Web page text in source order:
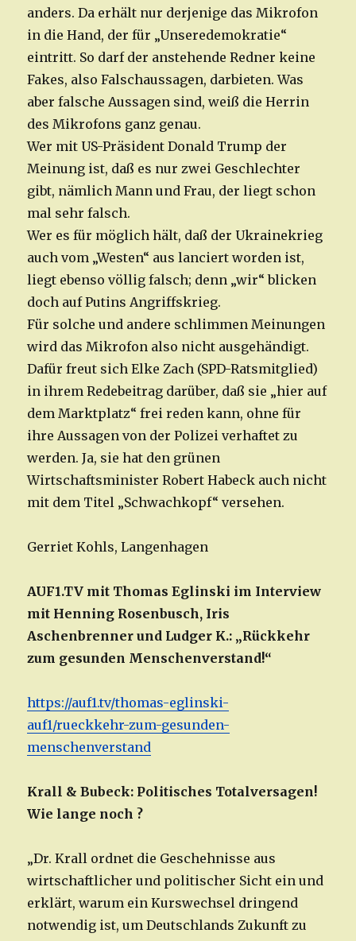
anders. Da erhält nur derjenige das Mikrofon
in die Hand, der für „Unseredemokratie“
eintritt. So darf der anstehende Redner keine
Fakes, also Falschaussagen, darbieten. Was
aber falsche Aussagen sind, weiß die Herrin
des Mikrofons ganz genau.
Wer mit US-Präsident Donald Trump der
Meinung ist, daß es nur zwei Geschlechter
gibt, nämlich Mann und Frau, der liegt schon
mal sehr falsch.
Wer es für möglich hält, daß der Ukrainekrieg
auch vom „Westen“ aus lanciert worden ist,
liegt ebenso völlig falsch; denn „wir“ blicken
doch auf Putins Angriffskrieg.
Für solche und andere schlimmen Meinungen
wird das Mikrofon also nicht ausgehändigt.
Dafür freut sich Elke Zach (SPD-Ratsmitglied)
in ihrem Redebeitrag darüber, daß sie „hier auf
dem Marktplatz“ frei reden kann, ohne für
ihre Aussagen von der Polizei verhaftet zu
werden. Ja, sie hat den grünen
Wirtschaftsminister Robert Habeck auch nicht
mit dem Titel „Schwachkopf“ versehen.
Gerriet Kohls, Langenhagen
AUF1.TV mit Thomas Eglinski im Interview
mit Henning Rosenbusch, Iris
Aschenbrenner und Ludger K.: „Rückkehr
zum gesunden Menschenverstand!“
https://auf1.tv/thomas-eglinski-
auf1/rueckkehr-zum-gesunden-
menschenverstand
Krall & Bubeck: Politisches Totalversagen!
Wie lange noch ?
„Dr. Krall ordnet die Geschehnisse aus
wirtschaftlicher und politischer Sicht ein und
erklärt, warum ein Kurswechsel dringend
notwendig ist, um Deutschlands Zukunft zu